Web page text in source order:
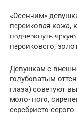
«Осенним»
персиковая кожа,
подчеркнуть
персикового,
Девушкам с
голубоватым
глаза) советуют
молочного,
серебристо-